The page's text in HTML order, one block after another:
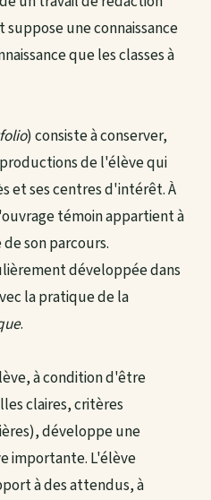
une connaissance
que les classes à
) consiste à conserver,
de l'élève qui
et ses centres d'intérêt. À
témoin appartient à
son parcours.
développée dans
la pratique de la
.
à condition d'être
claires, critères
développe une
importante. L'élève
à des attendus, à